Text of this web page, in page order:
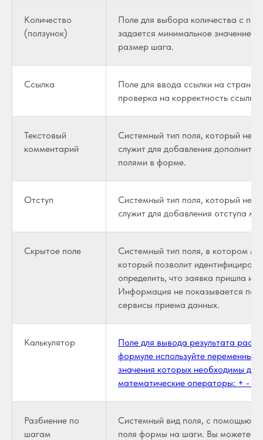
Количество
(ползунок)
Поле для выбора количества с
задается минимальное значение,
размер шага.
Ссылка
Поле для ввода ссылки на
проверка на корректность ссылки.
Текстовый
комментарий
Системный тип поля, который не
служит для добавления
полями в форме.
Отступ
Системный тип поля, который не
служит для добавления отступа
Скрытое поле
Системный тип поля, в котором
который позволит
определить, что заявка пришла
Информация не показывается
сервисы приема данных.
Калькулятор
Поле для вывода результата
формуле используйте
значения которых необходимы
математические операторы: + - *
Разбиение по
шагам
Системный вид поля, с помощью
поля формы на шаги. Вы можете